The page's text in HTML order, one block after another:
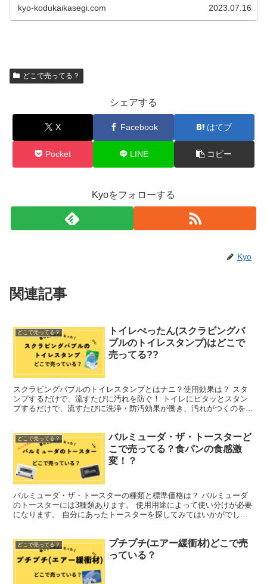
kyo-kodukaikasegi.com 2023.07.16
どこで売ってる？
シェアする
X Facebook はてブ
Pocket LINE コピー
Kyoをフォローする
Kyo
関連記事
どこで売ってる？
トイレぺったん(スクラビングバ
ブルのトイレスタンプ)はどこで
売ってる??
スクラビングバブルのトイレスタンプとはナニ？使用効果は？ スタ
ンプするだけで、流すたびに汚れを防ぐ！ トイレにピタッとスタン
プするだけで、流すたびに洗浄・防汚効果が働き、汚れがつくのを防
どこで売ってる？
バルミューダ・ザ・トースターど
こで売ってる？食パンの食感激
変！？
バルミューダ・ザ・トースターの種類と標準価格は？ バルミューダ
のトースターには3種類あります。 使用用途によって使い分けが必要
になります。 自分にあったトースターを探してみてはいかがでしょ
どこで売ってる？
プチプチ(エアー緩衝材)どこで売
っている？